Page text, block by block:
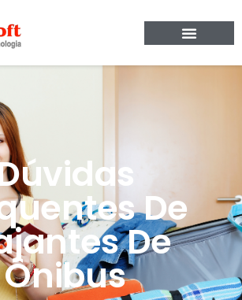
De
De
Ônibus